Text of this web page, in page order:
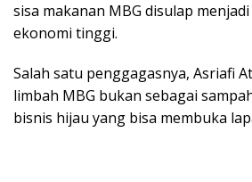
sisa makanan MBG disulap
ekonomi tinggi.
Salah satu penggagasnya, Asriafi
limbah MBG bukan sebagai
bisnis hijau yang bisa membuka